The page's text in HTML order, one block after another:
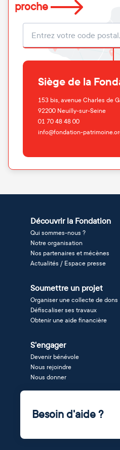
proche
Localisation
Siège de la
153 bis, avenue Charles de
92200 Neuilly-sur-Seine
01 70 48 48 00
info@fondation-
Découvrir la Fondation
Qui sommes-nous ?
Notre organisation
Nos partenaires et mécènes
Actualités / Espace presse
Soumettre un projet
Organiser une collecte de dons
Défiscaliser ses travaux
Obtenir une aide financière
S'engager
Devenir bénévole
Nous rejoindre
Nous donner
Besoin d'aide ?